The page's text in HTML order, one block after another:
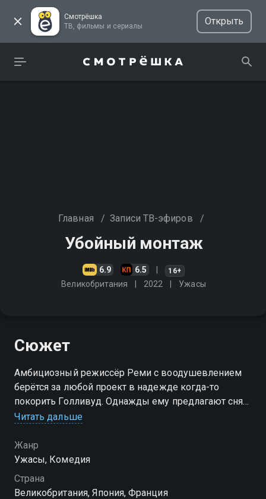
Смотрёшка
ТВ, фильмы и сериалы
Открыть
Главная / Записи ТВ-эфиров /
Убойный монтаж
6.9 6.5 16+
Великобритания 2022 Ужасы
Сюжет
Амбициозный режиссёр Реми с воодушевлением
берётся за любой проект в надежде когда-то
покорить Голливуд. Однажды ему предлагают снять
низкобюджетный фильм про зомби в режиме
или иную сцену
Читать дальше
Жанр
Ужасы, Комедия
Страна
Великобритания, Япония, Франция